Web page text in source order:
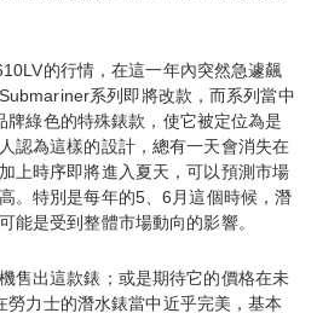
的行情，在這一年內突然急遽飆
系列即將改款，而系列當中
牌綠色的特殊錶款，使它被定位為是
認為這樣的設計，總有一天會消失在
上時序即將進入夏天，可以預測市場
。特別是每年的5、6月這個時候，潛
能是受到整體市場動向的影響。
售出這款錶；或是期待它的價格在未
勞力士的潛水錶當中近乎完美，基本